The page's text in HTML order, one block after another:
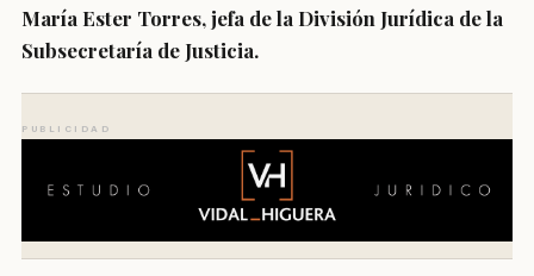
María Ester Torres, jefa de la División Jurídica de la
Subsecretaría de Justicia.
PUBLICIDAD